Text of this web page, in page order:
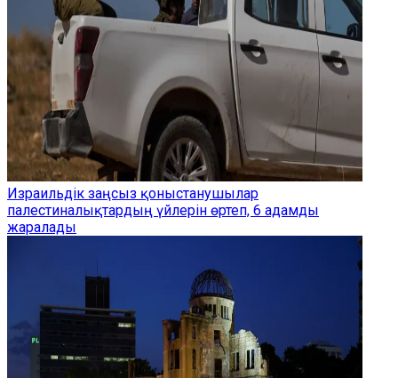
Израильдік заңсыз қоныстанушылар
палестиналықтардың үйлерін өртеп, 6 адамды
жаралады